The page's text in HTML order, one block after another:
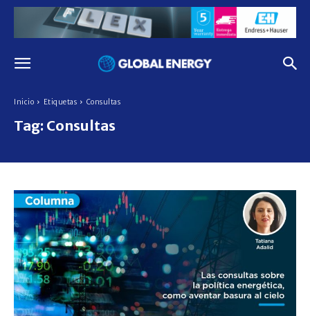
Inicio Etiquetas Consultas
Tag: Consultas